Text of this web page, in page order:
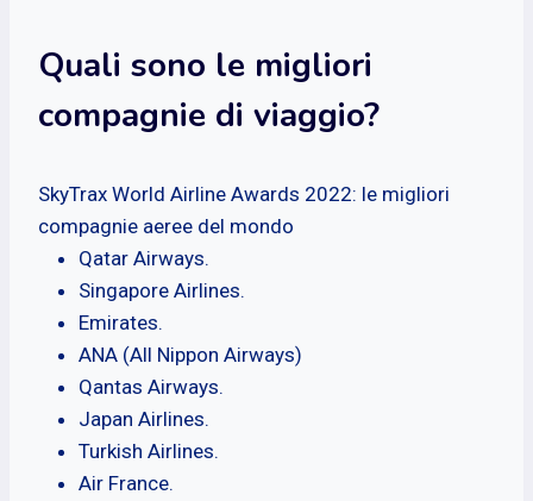
Quali sono le migliori
compagnie di viaggio?
SkyTrax World Airline Awards 2022: le migliori
compagnie aeree del mondo
Qatar Airways.
Singapore Airlines.
Emirates.
ANA (All Nippon Airways)
Qantas Airways.
Japan Airlines.
Turkish Airlines.
Air France.